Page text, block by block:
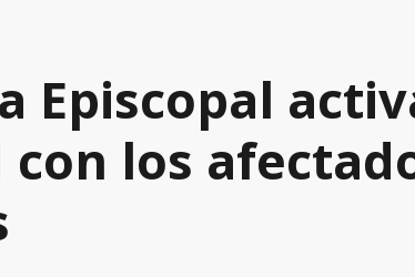
Episcopal
los